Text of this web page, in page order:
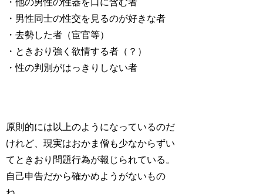
・他の男性の性器を口に含む者
・男性同士の性交を見るのが好きな者
・去勢した者（宦官等）
・ときおり強く欲情する者（？）
・性の判別がはっきりしない者
原則的には以上のようになっているのだ
けれど、現実はおかま僧も少なからずい
てときおり問題行為が報じられている。
自己申告だから確かめようがないもの